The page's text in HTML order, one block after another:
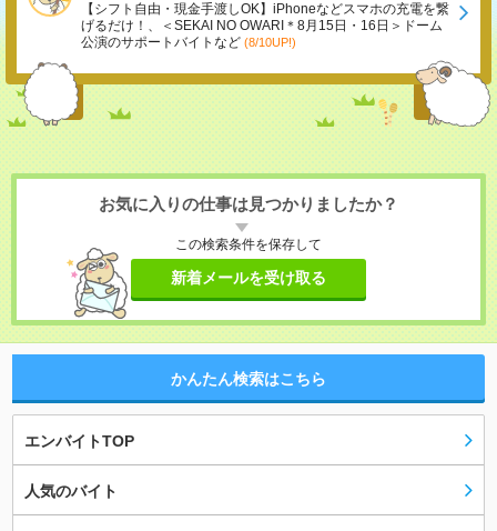
【シフト自由・現金手渡しOK】iPhoneなどスマホの充電を繋
げるだけ！、＜SEKAI NO OWARI＊8月15日・16日＞ドーム
公演のサポートバイトなど (8/10UP!)
お気に入りの仕事は見つかりましたか？
この検索条件を保存して
新着メールを受け取る
かんたん検索はこちら
エンバイトTOP
人気のバイト